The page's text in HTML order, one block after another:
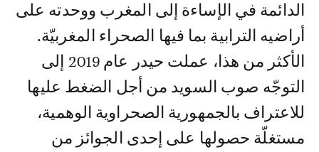
الدائمة في الإساءة إلى المغرب ووحدته على
أراضيه الترابية بما فيها الصحراء المغربيّة.
الأكثر من هذا، عملت حيدر عام 2019 إلى
التوجّه صوب السويد من أجل الضغط عليها
للاعتراف بالجمهورية الصحراوية الوهمية،
مستغلّة حصولها على إحدى الجوائز من